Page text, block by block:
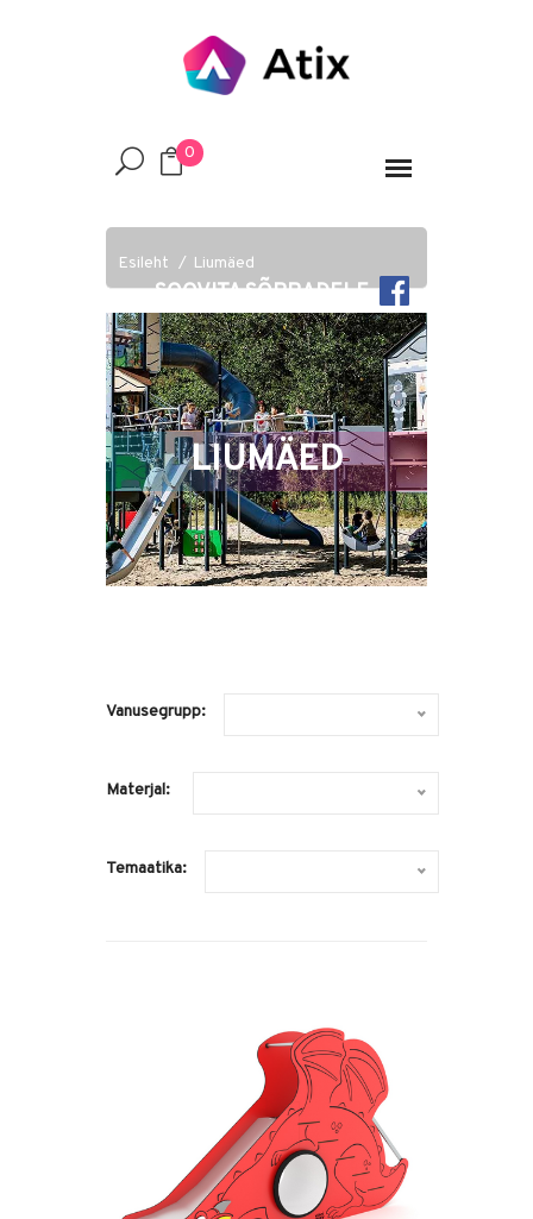
0
Esileht Liumäed
SOOVITA SÕPRADELE
LIUMÄED
Vanusegrupp:
Materjal:
Temaatika: